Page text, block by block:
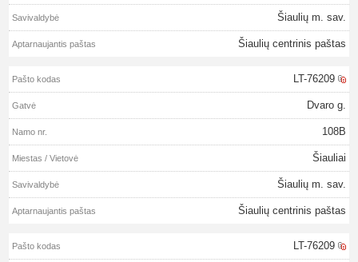
Šiaulių m. sav.
Šiaulių centrinis paštas
LT-76209
Dvaro g.
108B
Šiauliai
Šiaulių m. sav.
Šiaulių centrinis paštas
LT-76209